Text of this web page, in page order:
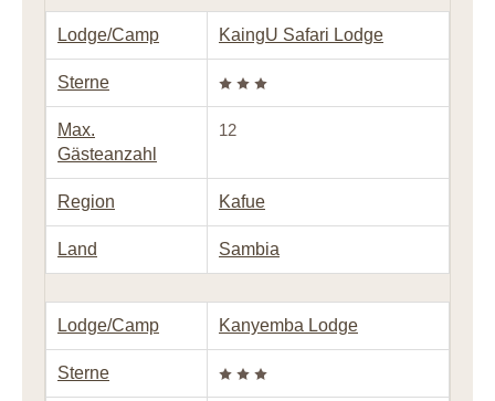
Lodge/Camp KaingU Safari Lodge
Sterne
Max.
Gästeanzahl
12
Region Kafue
Land Sambia
Lodge/Camp Kanyemba Lodge
Sterne